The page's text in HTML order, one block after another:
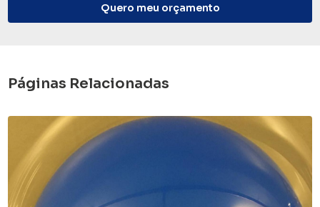
Quero meu orçamento
Páginas Relacionadas